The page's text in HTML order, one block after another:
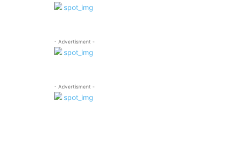
- Advertisment -
- Advertisment -